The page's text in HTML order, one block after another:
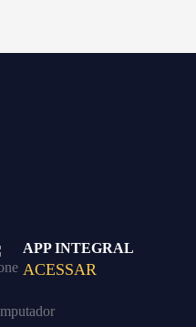
APP INTEGRAL
ACESSAR